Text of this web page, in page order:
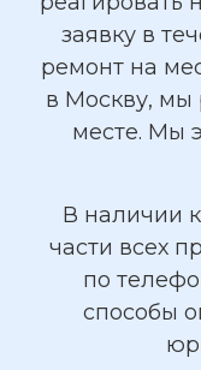
заявку в
ремонт на
в Москву,
месте. Мы
В наличии
части всех
по
способы